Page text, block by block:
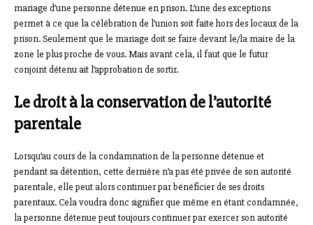
mariage d’une personne détenue en prison. L’une des exceptions
permet à ce que la célébration de l’union soit faite hors des locaux de la
prison. Seulement que le mariage doit se faire devant le/la maire de la
zone le plus proche de vous. Mais avant cela, il faut que le futur
conjoint détenu ait l’approbation de sortir.
Le droit à la conservation de l’autorité
parentale
Lorsqu’au cours de la condamnation de la personne détenue et
pendant sa détention, cette dernière n’a pas été privée de son autorité
parentale, elle peut alors continuer par bénéficier de ses droits
parentaux. Cela voudra donc signifier que même en étant condamnée,
la personne détenue peut toujours continuer par exercer son autorité